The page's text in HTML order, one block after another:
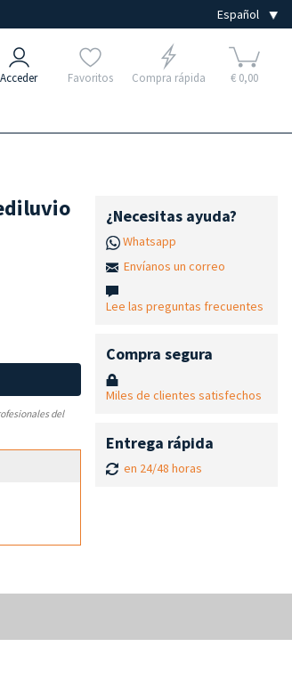
Acceder Favoritos Compra rápida € 0,00
del
¿Necesitas ayuda?
Whatsapp
Envíanos un correo
Lee las preguntas frecuentes
Compra segura
Miles de clientes satisfechos
Entrega rápida
en 24/48 horas